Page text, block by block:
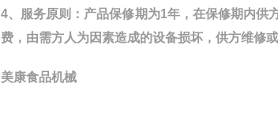
4、服务原则：产品保修期为1年，在保修期内供
费，由需方人为因素造成的设备损坏，供方维修
美康食品机械